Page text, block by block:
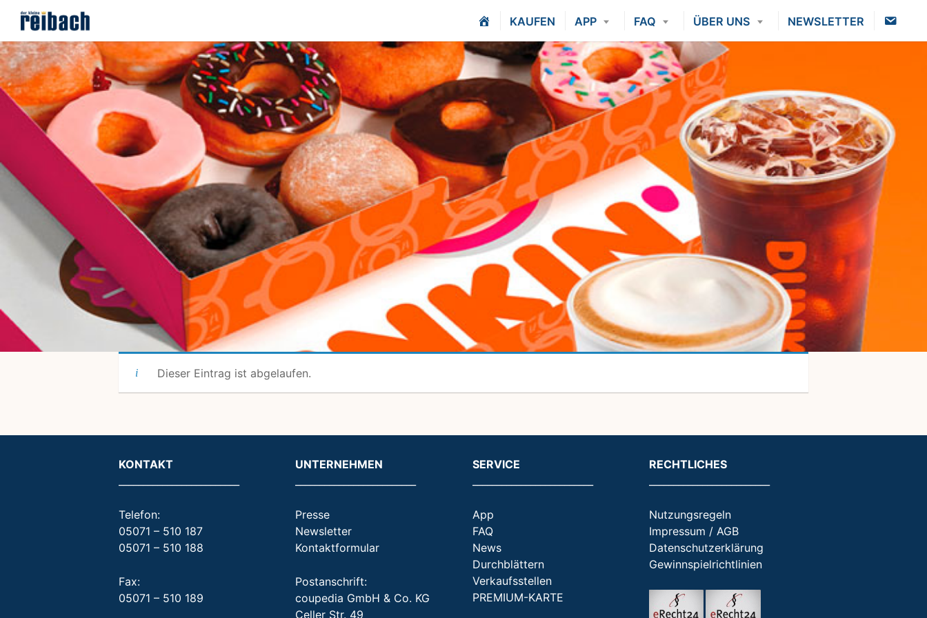
M
E
KAUFEN APP FAQ ÜBER UNS NEWSLETTER
K
Dieser Eintrag ist abgelaufen.
KONTAKT
Telefon:
05071 – 510 187
05071 – 510 188
Fax:
05071 – 510 189
UNTERNEHMEN
Presse
Newsletter
Kontaktformular
Postanschrift:
coupedia GmbH & Co. KG
Celler Str. 49
SERVICE
App
FAQ
News
Durchblättern
Verkaufsstellen
PREMIUM-KARTE
RECHTLICHES
Nutzungsregeln
Impressum / AGB
Datenschutzerklärung
Gewinnspielrichtlinien